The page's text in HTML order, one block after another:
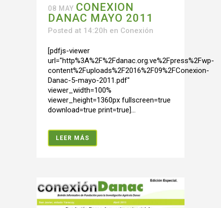
08 MAY CONEXION
DANAC MAYO 2011
Posted at 14:20h en Conexión
[pdfjs-viewer
url="http%3A%2F%2Fdanac.org.ve%2Fpress%2Fwp-
content%2Fuploads%2F2016%2F09%2FConexion-
Danac-5-mayo-2011.pdf"
viewer_width=100%
viewer_height=1360px fullscreen=true
download=true print=true]...
LEER MÁS